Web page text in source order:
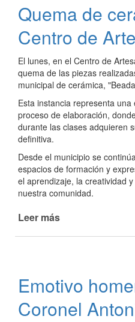
dias
de
arte,
y
encuentro
con
el
2do
Encuentro
de
Artes
Visuales
Quema de
Centro de
El lunes, en el Centro de
quema de las piezas
municipal de cerámica,
Esta instancia representa
proceso de elaboración,
durante las clases adquieren
definitiva.
Desde el municipio se
espacios de formación y
el aprendizaje, la creatividad
nuestra comunidad.
Leer más
el
Centro
de
Emotivo
Coronel